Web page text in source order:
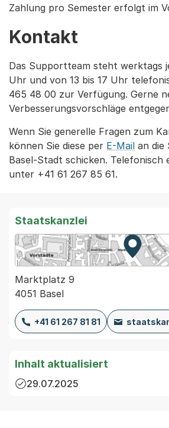
Zahlung pro Semester erfolgt im
Kontakt
Das Supportteam steht werktags
Uhr und von 13 bis 17 Uhr
465 48 00 zur Verfügung. Gerne
Verbesserungsvorschläge
Wenn Sie generelle Fragen zum
können Sie diese per E-Mail an die
Basel-Stadt schicken. Telefonisch
unter +41 61 267 85 61.
Staatskanzlei
Zur
Marktplatz 9
4051 Basel
+41 61 267 81 81
Inhalt aktualisiert
29.07.2025